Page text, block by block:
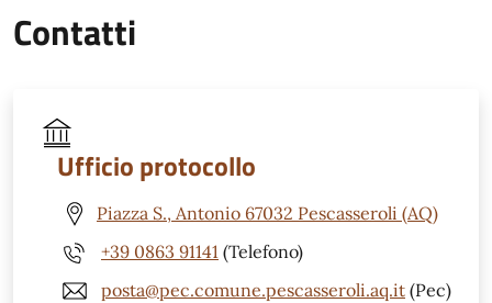
Contatti
Ufficio protocollo
Piazza S., Antonio 67032 Pescasseroli (AQ)
+39 0863 91141 (Telefono)
posta@pec.comune.pescasseroli.aq.it (Pec)